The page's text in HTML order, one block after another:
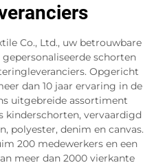
Co., Ltd., uw betrouwbare
schorten
Opgericht
dan 10 jaar ervaring in de
uitgebreide assortiment
kinderschorten, vervaardigd
polyester, denim en canvas.
200 medewerkers en een
meer dan 2000 vierkante